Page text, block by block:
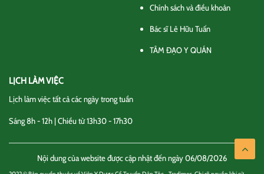
Chính sách và điều khoản
Bác sĩ Lê Hữu Tuấn
TÂM ĐẠO Y QUÁN
LỊCH LÀM VIỆC
Lịch làm việc tất cả các ngày trong tuần
Sáng 8h - 12h | Chiều từ 13h30 - 17h30
Nội dung của website được cập nhật đến ngày 06/08/2026